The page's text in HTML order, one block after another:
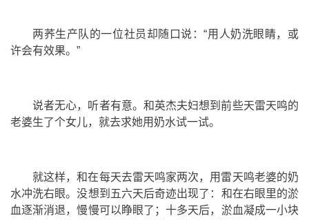
两荞生产队 的一位社员却随口说：“用人奶洗眼睛，或
许会有效果。”
说者无心，听者有意。和英杰夫妇想到前些天雷天鸣的
老婆生了个女儿，就去求她用奶水试一试。
就这样，和在每天去雷天鸣家两次，用雷天鸣老婆的奶
水冲洗右眼。没想到五六天后奇迹出现了：和在右眼里的淤
血逐渐消退，慢慢可以睁眼了；十多天后，淤血凝成一小块